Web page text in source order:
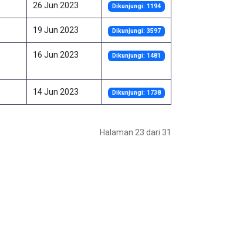
26 Jun 2023 Dikunjungi: 1194
19 Jun 2023 Dikunjungi: 3597
16 Jun 2023 Dikunjungi: 1481
14 Jun 2023 Dikunjungi: 1738
Halaman 23 dari 31